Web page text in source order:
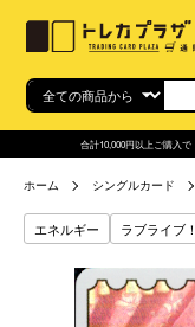
合計10,000円以上ご購入
ホーム シングルカード
エネルギー ラブライブ